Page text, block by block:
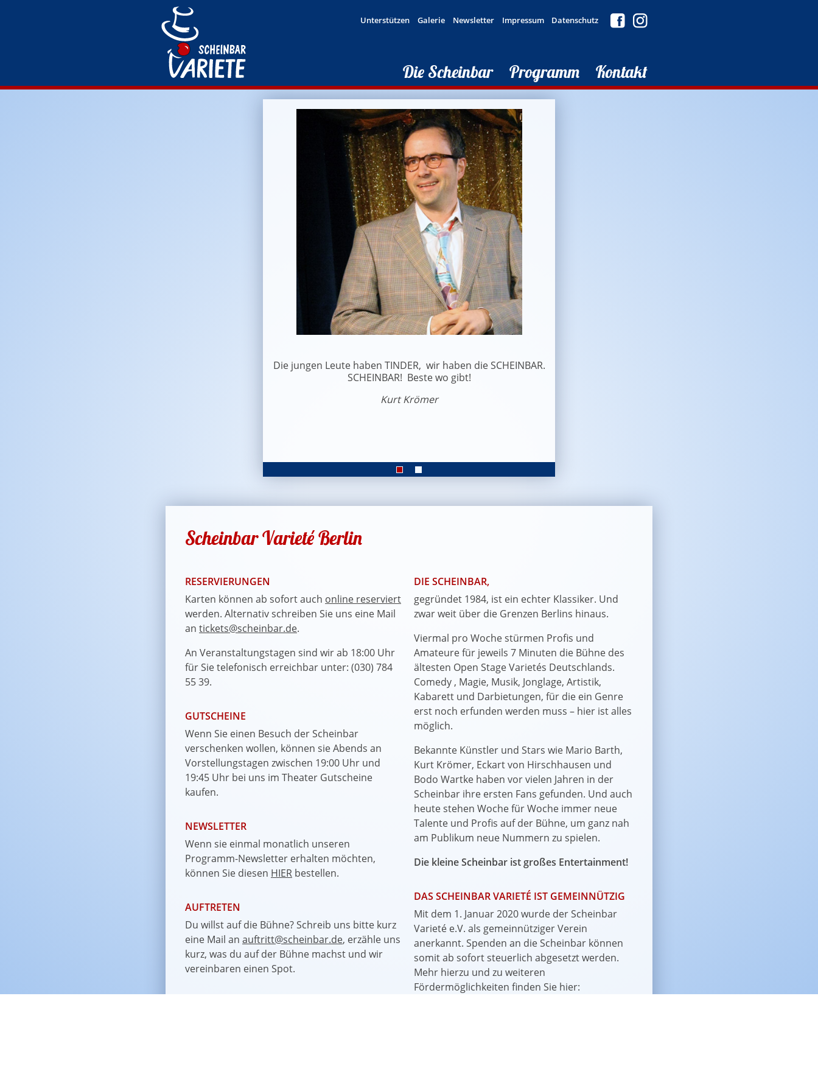
Die Scheinbar Programm Kontakt
Unterstützen Galerie Newsletter Impressum Datenschutz
Die jungen Leute haben TINDER, wir haben die SCHEINBAR.
SCHEINBAR! Beste wo gibt!
Kurt Krömer
Scheinbar Varieté Berlin
RESERVIERUNGEN
Karten können ab sofort auch online reserviert
werden. Alternativ schreiben Sie uns eine Mail
an tickets@scheinbar.de.
An Veranstaltungstagen sind wir ab 18:00 Uhr
für Sie telefonisch erreichbar unter: (030) 784
55 39.
GUTSCHEINE
Wenn Sie einen Besuch der Scheinbar
verschenken wollen, können sie Abends an
Vorstellungstagen zwischen 19:00 Uhr und
19:45 Uhr bei uns im Theater Gutscheine
kaufen.
NEWSLETTER
Wenn sie einmal monatlich unseren
Programm-Newsletter erhalten möchten,
können Sie diesen HIER bestellen.
AUFTRETEN
Du willst auf die Bühne? Schreib uns bitte kurz
eine Mail an auftritt@scheinbar.de, erzähle uns
kurz, was du auf der Bühne machst und wir
vereinbaren einen Spot.
DIE SCHEINBAR,
gegründet 1984, ist ein echter Klassiker. Und
zwar weit über die Grenzen Berlins hinaus.
Viermal pro Woche stürmen Profis und
Amateure für jeweils 7 Minuten die Bühne des
ältesten Open Stage Varietés Deutschlands.
Comedy , Magie, Musik, Jonglage, Artistik,
Kabarett und Darbietungen, für die ein Genre
erst noch erfunden werden muss – hier ist alles
möglich.
Bekannte Künstler und Stars wie Mario Barth,
Kurt Krömer, Eckart von Hirschhausen und
Bodo Wartke haben vor vielen Jahren in der
Scheinbar ihre ersten Fans gefunden. Und auch
heute stehen Woche für Woche immer neue
Talente und Profis auf der Bühne, um ganz nah
am Publikum neue Nummern zu spielen.
Die kleine Scheinbar ist großes Entertainment!
DAS SCHEINBAR VARIETÉ IST GEMEINNÜTZIG
Mit dem 1. Januar 2020 wurde der Scheinbar
Varieté e.V. als gemeinnütziger Verein
anerkannt. Spenden an die Scheinbar können
somit ab sofort steuerlich abgesetzt werden.
Mehr hierzu und zu weiteren
Fördermöglichkeiten finden Sie hier: